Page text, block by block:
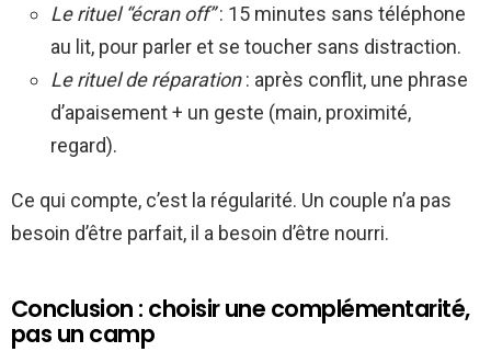
Le rituel “écran off”: 15 minutes sans téléphone
au lit, pour parler et se toucher sans distraction.
Le rituel de réparation: après conflit, une phrase
d’apaisement + un geste (main, proximité,
regard).
Ce qui compte, c’est la régularité. Un couple n’a pas
besoin d’être parfait, il a besoin d’être nourri.
Conclusion : choisir une complémentarité,
pas un camp